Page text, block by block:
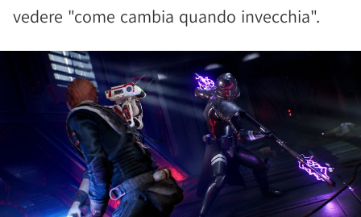
vedere "come cambia quando invecchia".